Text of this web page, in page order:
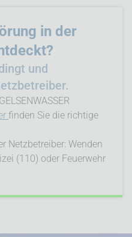
in der
und
finden Sie die richtige
Netzbetreiber: Wenden
(110) oder Feuerwehr